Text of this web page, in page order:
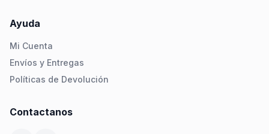
Ayuda
Mi Cuenta
Envíos y Entregas
Políticas de Devolución
Contactanos